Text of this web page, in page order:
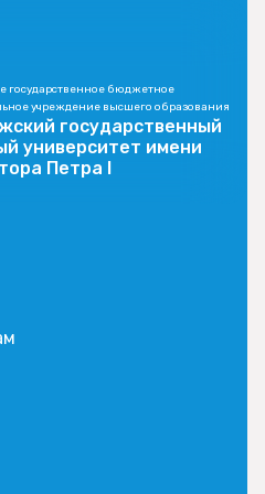
государственное бюджетное
учреждение высшего образования
государственный
университет имени
Петра I
обучения